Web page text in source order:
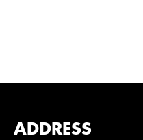
ADDRESS